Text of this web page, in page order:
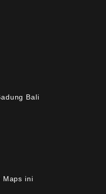
Bali
Maps ini